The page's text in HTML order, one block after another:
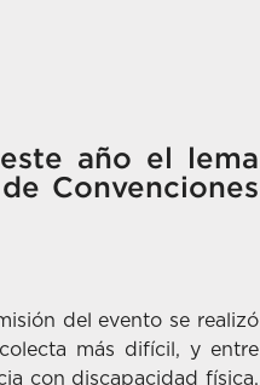
año el lema
Convenciones
del evento se realizó
más difícil, y entre
con discapacidad física.